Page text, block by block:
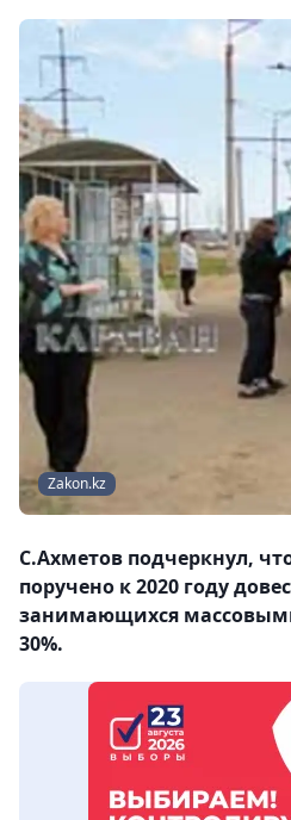
Zakon.kz
С.Ахметов подчеркнул,
поручено к 2020 году
занимающихся
30%.